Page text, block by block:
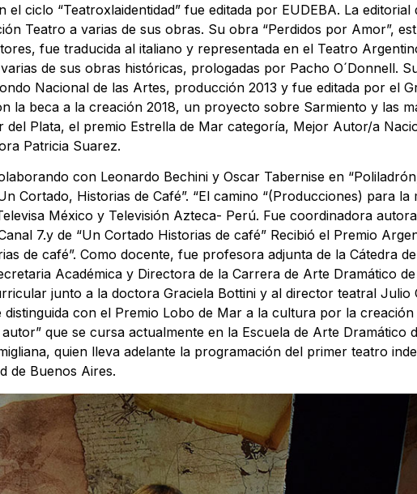
ciclo “Teatroxlaidentidad” fue editada por EUDEBA. La editorial
Teatro a varias de sus obras. Su obra “Perdidos por Amor”,
fue traducida al italiano y representada en el Teatro
de sus obras históricas, prologadas por Pacho O´Donnell.
Nacional de las Artes, producción 2013 y fue editada por el
la beca a la creación 2018, un proyecto sobre Sarmiento y las
del Plata, el premio Estrella de Mar categoría, Mejor Autor/a
Patricia Suarez.
con Leonardo Bechini y Oscar Tabernise en
Cortado, Historias de Café”. “El camino “(Producciones) para la
México y Televisión Azteca- Perú. Fue coordinadora
7.y de “Un Cortado Historias de café” Recibió el Premio
de café”. Como docente, fue profesora adjunta de la Cátedra
Académica y Directora de la Carrera de Arte Dramático
junto a la doctora Graciela Bottini y al director teatral Julio
distinguida con el Premio Lobo de Mar a la cultura por la creación
que se cursa actualmente en la Escuela de Arte Dramático
quien lleva adelante la programación del primer teatro
de Buenos Aires.